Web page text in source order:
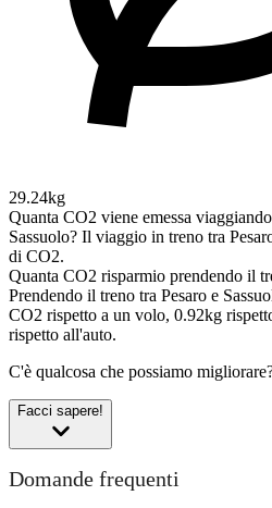
29.24kg
Quanta CO2 viene emessa
Sassuolo? Il viaggio in treno tra
di CO2.
Quanta CO2 risparmio prendendo il
Prendendo il treno tra Pesaro e
CO2 rispetto a un volo, 0.92kg
rispetto all'auto.
C'è qualcosa che possiamo
Facci sapere!
Domande frequenti